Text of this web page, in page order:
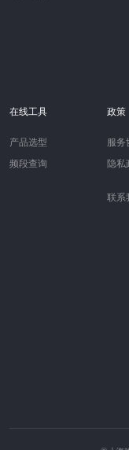
在线工具
产品选型
频段查询
政策
服务
隐私
联系